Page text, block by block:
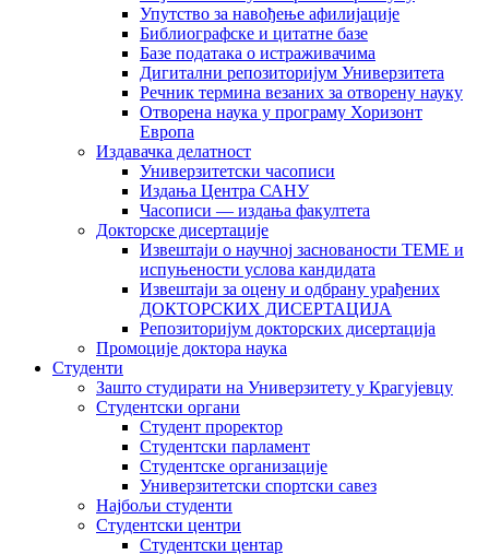
Упутство за навођење афилијације
Библиографске и цитатне базе
Базе података о истраживачима
Дигитални репозиторијум Универзитета
Рeчник термина везаних за отворену науку
Отворена наука у програму Хоризонт
Европа
Издавачка делатност
Универзитетски часописи
Издања Центра САНУ
Часописи — издања факултета
Докторске дисертације
Извештаји о научној заснованости ТЕМЕ и
испуњености услова кандидата
Извештаји за оцену и одбрану урађених
ДОКТОРСКИХ ДИСЕРТАЦИЈА
Репозиторијум докторских дисертација
Промоције доктора наука
Студенти
Зашто студирати на Универзитету у Крагујевцу
Студентски органи
Студент проректор
Студентски парламент
Студентске организације
Универзитетски спортски савез
Најбољи студенти
Студентски центри
Студентски центар